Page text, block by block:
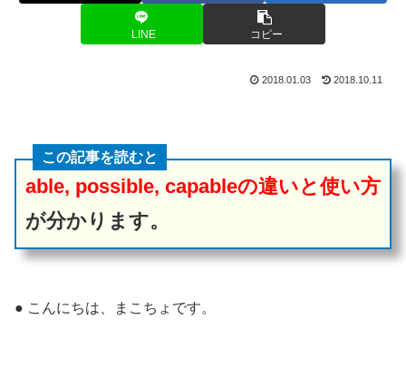
LINE コピー
2018.01.03 2018.10.11
この記事を読むと
able, possible, capableの違いと使い方
が分かります。
● こんにちは、まこちょです。